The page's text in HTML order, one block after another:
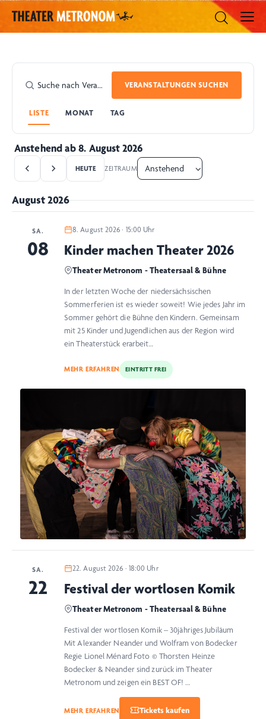
VERANSTALTUNGEN SUCHEN
LISTE MONAT TAG
HEUTE
Anstehend ab 8. August 2026
ZEITRAUM
August 2026
SA.
08
8. August 2026 · 15:00 Uhr
Kinder machen Theater 2026
Theater Metronom - Theatersaal & Bühne
In der letzten Woche der niedersächsischen
Sommerferien ist es wieder soweit! Wie jedes Jahr im
Sommer gehört die Bühne den Kindern. Gemeinsam
mit 25 Kinder und Jugendlichen aus der Region wird
ein Theaterstück erarbeit…
MEHR ERFAHREN EINTRITT FREI
SA.
22
22. August 2026 · 18:00 Uhr
Festival der wortlosen Komik
Theater Metronom - Theatersaal & Bühne
Festival der wortlosen Komik – 30jähriges Jubiläum
Mit Alexander Neander und Wolfram von Bodecker
Regie Lionel Ménard Foto © Thorsten Heinze
Bodecker & Neander sind zurück im Theater
Metronom und zeigen ein BEST OF! …
MEHR ERFAHREN